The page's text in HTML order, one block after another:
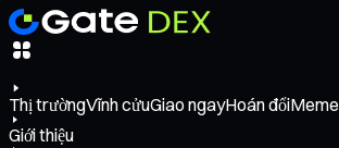
Thị trườngVĩnh cửuGiao ngayHoán đổiMeme
Giới thiệu